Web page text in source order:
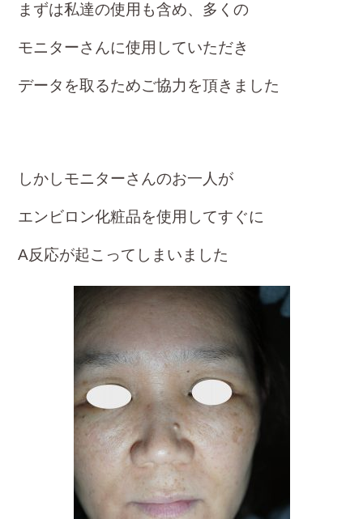
まずは私達の使用も含め、多くの
モニターさんに使用していただき
データを取るためご協力を頂きました
しかしモニターさんのお一人が
エンビロン化粧品を使用してすぐに
A反応が起こってしまいました